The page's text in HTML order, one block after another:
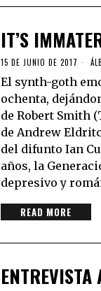
IT’S
15 DE JUNIO DE 2017
El synth-goth
ochenta,
de Robert Smith
de Andrew
del difunto Ian
años, la
depresivo y
READ MORE